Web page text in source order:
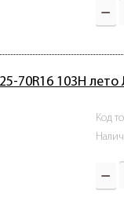
70R16 103H лето
Код